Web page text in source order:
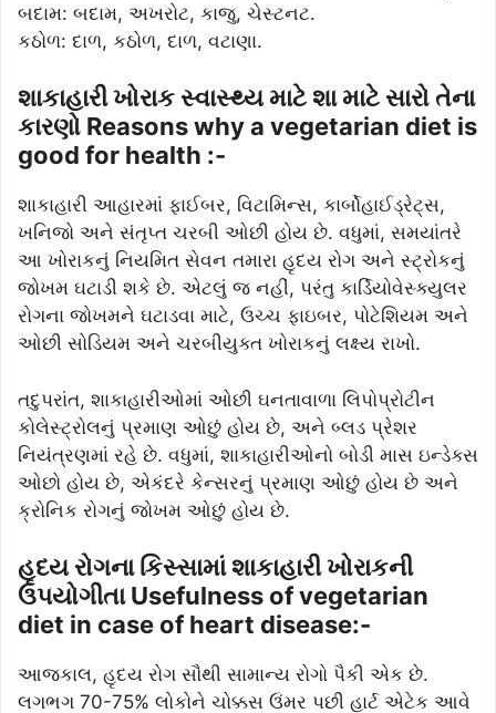
બદામ: બદામ, અખરોટ, કાજુ, ચેસ્ટનટ.
કઠોળ: દાળ, કઠોળ, દાળ, વટાણા.
શાકાહારી ખોરાક સ્વાસ્થ્ય માટે શા માટે સારો તેના
કારણો Reasons why a vegetarian diet is
good for health :-
શાકાહારી આહારમાં ફાઈબર, વિટામિન્સ, કાર્બોહાઈડ્રેટ્સ,
ખનિજો અને સંતૃપ્ત ચરબી ઓછી હોય છે. વધુમાં, સમયાંતરે
આ ખોરાકનું નિયમિત સેવન તમારા હૃદય રોગ અને સ્ટ્રોકનું
જોખમ ઘટાડી શકે છે. એટલું જ નહીં, પરંતુ કાર્ડિયોવેસ્ક્યુલર
રોગના જોખમને ઘટાડવા માટે, ઉચ્ચ ફાઇબર, પોટેશિયમ અને
ઓછી સોડિયમ અને ચરબીયુક્ત ખોરાકનું લક્ષ્ય રાખો.
તદુપરાંત, શાકાહારીઓમાં ઓછી ઘનતાવાળા લિપોપ્રોટીન
કોલેસ્ટ્રોલનું પ્રમાણ ઓછું હોય છે, અને બ્લડ પ્રેશર
નિયંત્રણમાં રહે છે. વધુમાં, શાકાહારીઓનો બોડી માસ ઇન્ડેક્સ
ઓછો હોય છે, એકંદરે કેન્સરનું પ્રમાણ ઓછું હોય છે અને
ક્રોનિક રોગનું જોખમ ઓછું હોય છે.
હૃદય રોગના કિસ્સામાં શાકાહારી ખોરાકની
ઉપયોગીતા Usefulness of vegetarian
diet in case of heart disease:-
આજકાલ, હૃદય રોગ સૌથી સામાન્ય રોગો પૈકી એક છે.
લગભગ 70-75% લોકોને ચોક્કસ ઉંમર પછી હાર્ટ એટેક આવે